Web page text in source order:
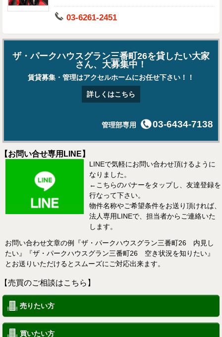
03-6261-2451
ザ・パークハウスグラン三番町26を貸したい大家
さん、大募集中！
賃貸募集・管理はアクセルホームにお任せ下さい！！
詳しくはこちら
管理部専用 03-6434-7138
【お問い合せ専用LINE】
LINEで気軽にお問い合わせ頂けるように
なりました。
←こちらのバナーをタップし、友達登録を
行なって下さい。
物件名称やご希望条件をお送り頂ければ、
法人専用LINEで、担当者からご連絡いた
します。
お問い合わせ文章の例『ザ・パークハウスグラン三番町26 内見し
たい』『ザ・パークハウスグラン三番町26 空き状況を知りたい』
とお送りいただけるとスムーズにご対応出来ます。
【売買のご相談はこちら】
売りたい方
買いたい方